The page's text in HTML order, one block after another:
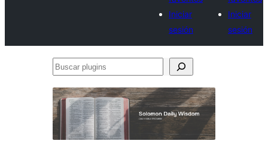
Iniciar
sesión
Iniciar
sesión
Buscar